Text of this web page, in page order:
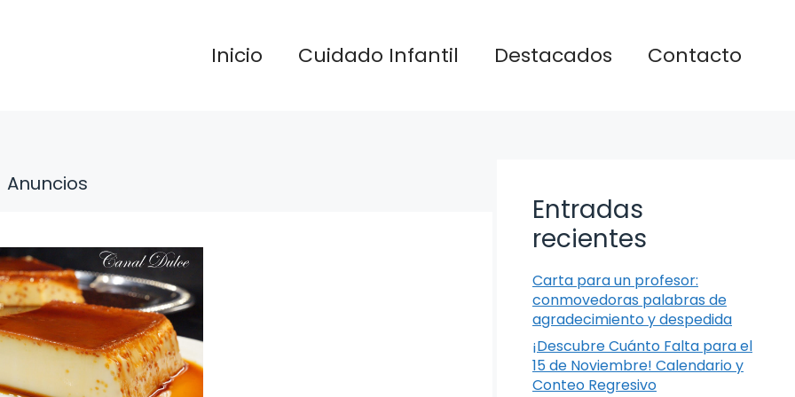
Inicio Cuidado Infantil Destacados Contacto
Anuncios
Entradas
recientes
Carta para un profesor:
conmovedoras palabras de
agradecimiento y despedida
¡Descubre Cuánto Falta para el
15 de Noviembre! Calendario y
Conteo Regresivo